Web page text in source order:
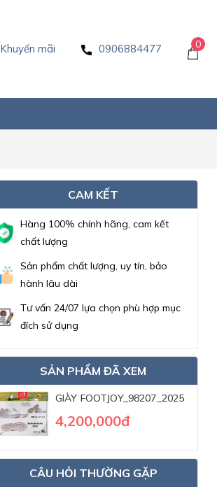
Khuyến mãi 0906884477 0
CAM KẾT
Hàng 100% chính hãng, cam kết
chất lượng
Sản phẩm chất lượng, uy tín, bảo
hành lâu dài
Tư vấn 24/07 lựa chọn phù hợp mục
đích sử dụng
SẢN PHẨM ĐÃ XEM
GIÀY FOOTJOY_98207_2025
4,200,000đ
CÂU HỎI THƯỜNG GẶP